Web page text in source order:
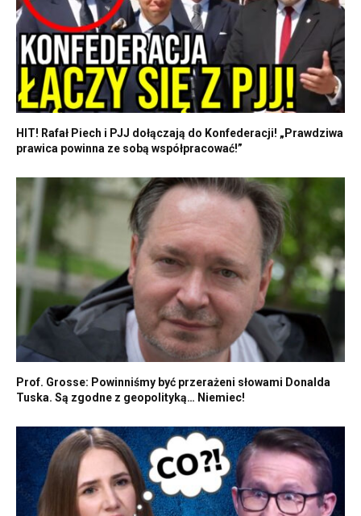
HIT! Rafał Piech i PJJ dołączają do Konfederacji! „Prawdziwa
prawica powinna ze sobą współpracować!”
Prof. Grosse: Powinniśmy być przerażeni słowami Donalda
Tuska. Są zgodne z geopolityką… Niemiec!